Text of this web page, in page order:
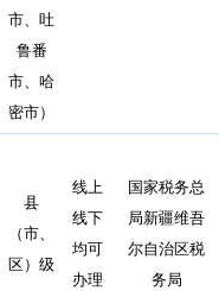
市、吐
鲁番
市、哈
密市）
县
（市、
区）级
线上
线下
均可
办理
国家税务总
局新疆维吾
尔自治区税
务局